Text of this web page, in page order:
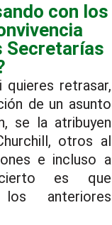
con los
Secretarías
quieres retrasar,
de un asunto
se la atribuyen
otros al
e incluso a
es que
anteriores